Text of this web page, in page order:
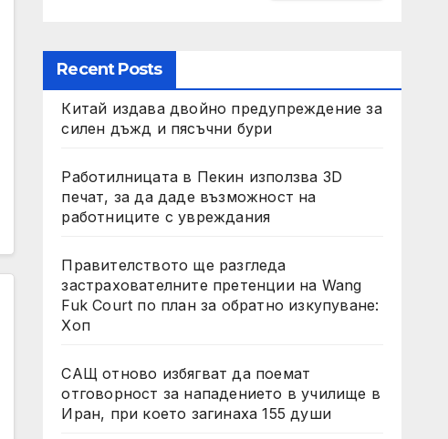
Recent Posts
Китай издава двойно предупреждение за
силен дъжд и пясъчни бури
Работилницата в Пекин използва 3D
печат, за да даде възможност на
работниците с увреждания
Правителството ще разгледа
застрахователните претенции на Wang
Fuk Court по план за обратно изкупуване:
Хоп
САЩ отново избягват да поемат
отговорност за нападението в училище в
Иран, при което загинаха 155 души